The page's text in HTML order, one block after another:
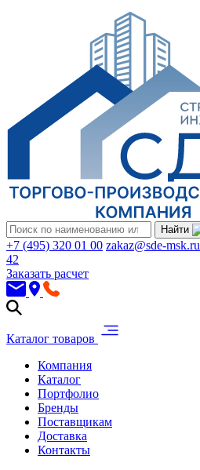
Найти
+7 (495) 320 01 00 zakaz@sde-msk.ru
42
Заказать расчет
Каталог товаров
Компания
Каталог
Портфолио
Бренды
Поставщикам
Доставка
Контакты